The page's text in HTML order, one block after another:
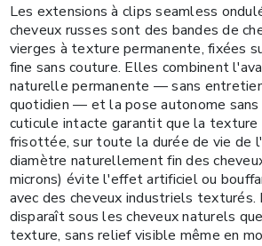
Les extensions à clips seamless
cheveux russes sont des bandes de
vierges à texture permanente, fixées
fine sans couture. Elles combinent
naturelle permanente — sans
quotidien — et la pose autonome sans
cuticule intacte garantit que la texture
frisottée, sur toute la durée de vie de
diamètre naturellement fin des
microns) évite l'effet artificiel ou
avec des cheveux industriels texturés.
disparaît sous les cheveux naturels
texture, sans relief visible même en